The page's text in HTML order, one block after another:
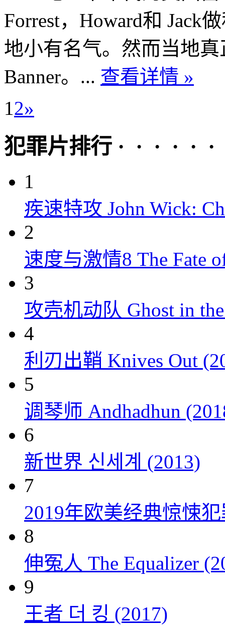
Forrest，Howard和 Jack
地小有名气。然而当地
Banner。... 查看详情 »
1 2»
犯罪片排行 · · · · · ·
1
疾速特攻 John Wick:
2
速度与激情8 The Fate
3
攻壳机动队 Ghost in
4
利刃出鞘 Knives Out
5
调琴师 Andhadhun
6
新世界 신세계 (2013)
7
2019年欧美经典惊悚
8
伸冤人 The Equalizer
9
王者 더 킹 (2017)